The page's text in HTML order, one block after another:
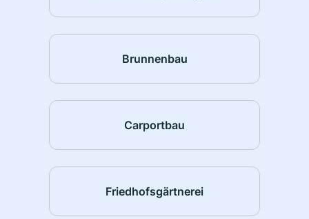
Brunnenbau
Carportbau
Friedhofsgärtnerei